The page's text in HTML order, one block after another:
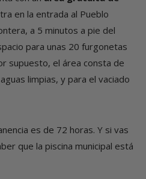
en la entrada al Pueblo
a 5 minutos a pie del
para unas 20 furgonetas
supuesto, el área consta de
limpias, y para el vaciado
es de 72 horas. Y si vas
que la piscina municipal está